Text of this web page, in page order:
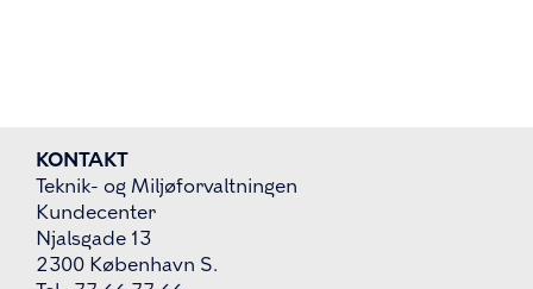
KONTAKT
Teknik- og Miljøforvaltningen
Kundecenter
Njalsgade 13
2300 København S.